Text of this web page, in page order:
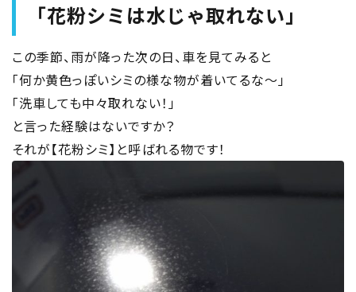
「花粉シミは水じゃ取れない」
この季節、雨が降った次の日、車を見てみると
「何か黄色っぽいシミの様な物が着いてるな〜」
「洗車しても中々取れない！」
と言った経験はないですか？
それが【花粉シミ】と呼ばれる物です！